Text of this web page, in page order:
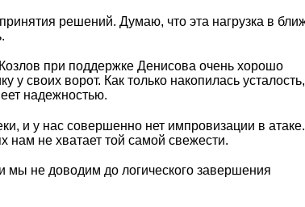
решений. Думаю, что эта нагрузка в
при поддержке Денисова очень хорошо
своих ворот. Как только накопилась
надежностью.
и у нас совершенно нет импровизации в
нам не хватает той самой свежести.
мы не доводим до логического завершения